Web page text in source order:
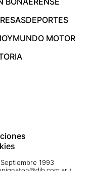
DEPORTES
MUNDO MOTOR
1993